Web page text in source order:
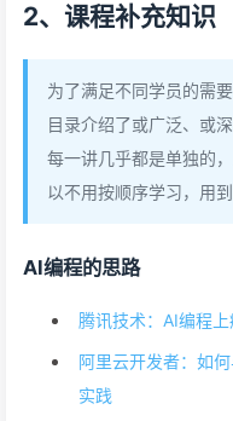
2、课程补充知识
为了满足不同学员的需
目录介绍了或广泛、或
每一讲几乎都是单独的
以不用按顺序学习，用
AI编程的思路
腾讯技术：AI编程
阿里云开发者：如
实践